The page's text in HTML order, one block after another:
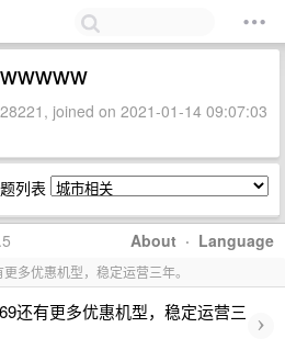
joined on 2021-01-14 09:07:03
列表
About · Language
多优惠机型，稳定运营三年。
还有更多优惠机型，稳定运营三 ›